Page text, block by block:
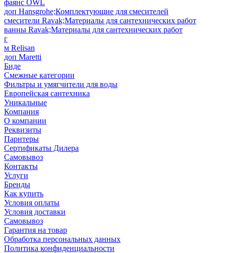
фаянс OWL
доп Hansgrohe;Комплектующие для смесителей
смесители Ravak;Материалы для сантехнических работ
ванны Ravak;Материалы для сантехнических работ
г
м Relisan
доп Maretti
Биде
Смежные категории
Фильтры и умягчители для воды
Европейская сантехника
Уникальные
Компания
О компании
Реквизиты
Парнтеры
Сертификаты Дилера
Самовывоз
Контакты
Услуги
Бренды
Как купить
Условия оплаты
Условия доставки
Самовывоз
Гарантия на товар
Обработка персональных данных
Политика конфиденциальности